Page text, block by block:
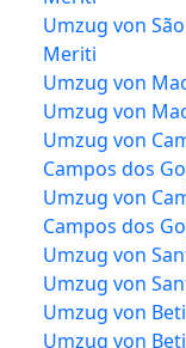
Umzug von
Meriti
Umzug von
Umzug von
Umzug von
Campos dos
Umzug von
Campos dos
Umzug von
Umzug von
Umzug von
Umzug von